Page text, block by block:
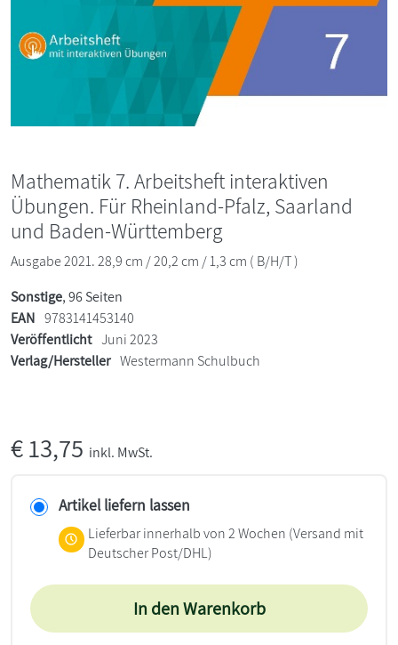
Mathematik 7. Arbeitsheft interaktiven
Übungen. Für Rheinland-Pfalz, Saarland
und Baden-Württemberg
Ausgabe 2021. 28,9 cm / 20,2 cm / 1,3 cm ( B/H/T )
Sonstige, 96 Seiten
EAN 9783141453140
Veröffentlicht Juni 2023
Verlag/Hersteller Westermann Schulbuch
€13,75 inkl. MwSt.
Artikel liefern lassen
Lieferbar innerhalb von 2 Wochen (Versand mit
Deutscher Post/DHL)
In den Warenkorb